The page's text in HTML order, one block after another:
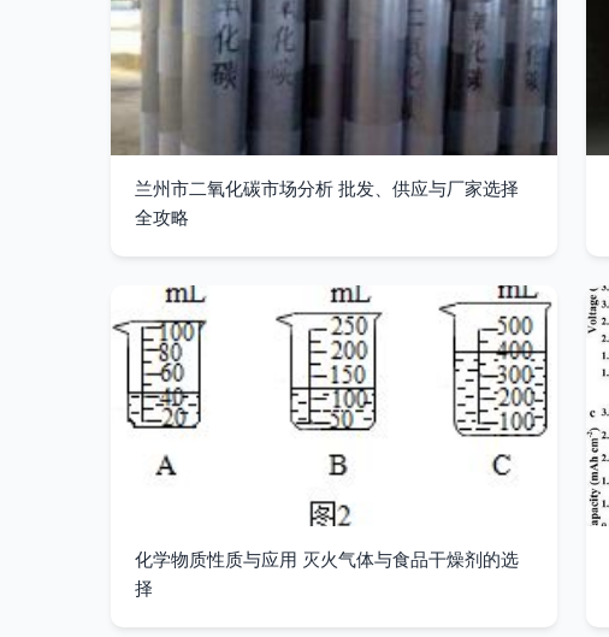
兰州市二氧化碳市场分析 批发、供应与厂家选择
全攻略
化学物质性质与应用 灭火气体与食品干燥剂的选
择